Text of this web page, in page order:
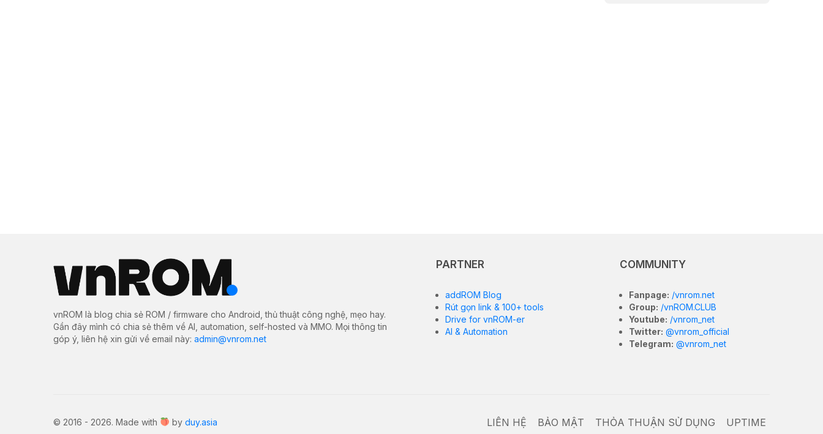
vnROM là blog chia sẻ ROM / firmware cho Android, thủ thuật công nghệ, mẹo hay.
Gần đây mình có chia sẻ thêm về AI, automation, self-hosted và MMO. Mọi thông tin
góp ý, liên hệ xin gửi về email này: admin@vnrom.net
PARTNER
addROM Blog
Rút gọn link & 100+ tools
Drive for vnROM-er
AI & Automation
COMMUNITY
Fanpage: /vnrom.net
Group: /vnROM.CLUB
Youtube: /vnrom_net
Twitter: @vnrom_official
Telegram: @vnrom_net
© 2016 - 2026. Made with by duy.asia LIÊN HỆ BẢO MẬT THỎA THUẬN SỬ DỤNG UPTIME